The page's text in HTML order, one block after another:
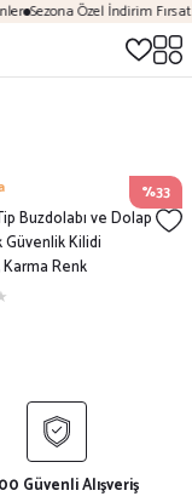
Sezona Özel İndirim
%33
Buzdolabı ve Dolap
Güvenlik Kilidi
Karma Renk
Güvenli Alışveriş